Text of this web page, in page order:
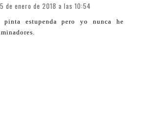
de enero de 2018 a las 10:54
pinta estupenda pero yo nunca he